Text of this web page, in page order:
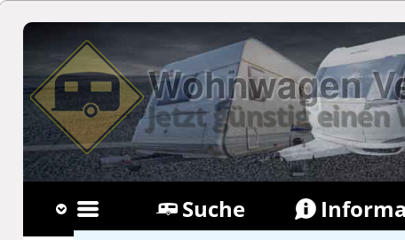
Wohnwagen
Jetzt günstig
Suche